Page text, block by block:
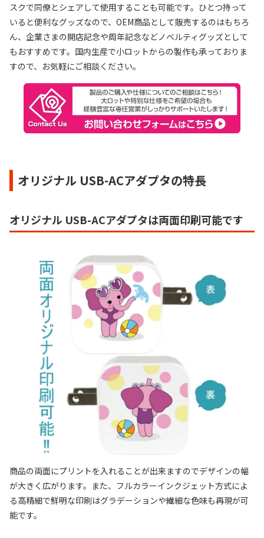
スクで同僚とシェアして使用することも可能です。ひとつ持って
いると便利なグッズなので、OEM商品として販売するのはもちろ
ん、企業さまの開店記念や周年記念などノベルティグッズとして
もおすすめです。国内生産で小ロットからの製作も承っておりま
すので、お気軽にご相談ください。
オリジナル USB-ACアダプタの特長
オリジナル USB-ACアダプタは両面印刷可能です
商品の両面にプリントを入れることが出来ますのでデザインの幅
が大きく広がります。また、フルカラーインクジェット方式によ
る高精細で鮮明な印刷はグラデーションや繊細な色味も再現が可
能です。